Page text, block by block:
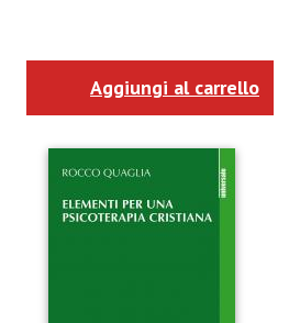
Aggiungi al carrello